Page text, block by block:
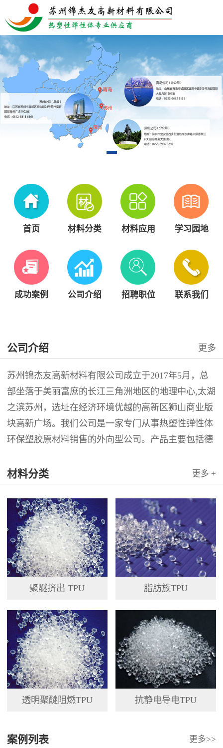
首页 材料分类 材料应用 学习园地
成功案例 公司介绍 招聘职位 联系我们
公司介绍 更多
苏州锦杰友高新材料有限公司成立于2017年5月，总
部坐落于美丽富庶的长江三角洲地区的地理中心,太湖
之滨苏州，选址在经济环境优越的高新区狮山商业版
块高新广场。我们公司是一家专门从事热塑性弹性体
环保塑胶原材料销售的外向型公司。产品主要包括德
材料分类 更多 +
聚醚挤出 TPU 脂肪族TPU
透明聚醚阻燃TPU 抗静电导电TPU
案例列表 更多>>